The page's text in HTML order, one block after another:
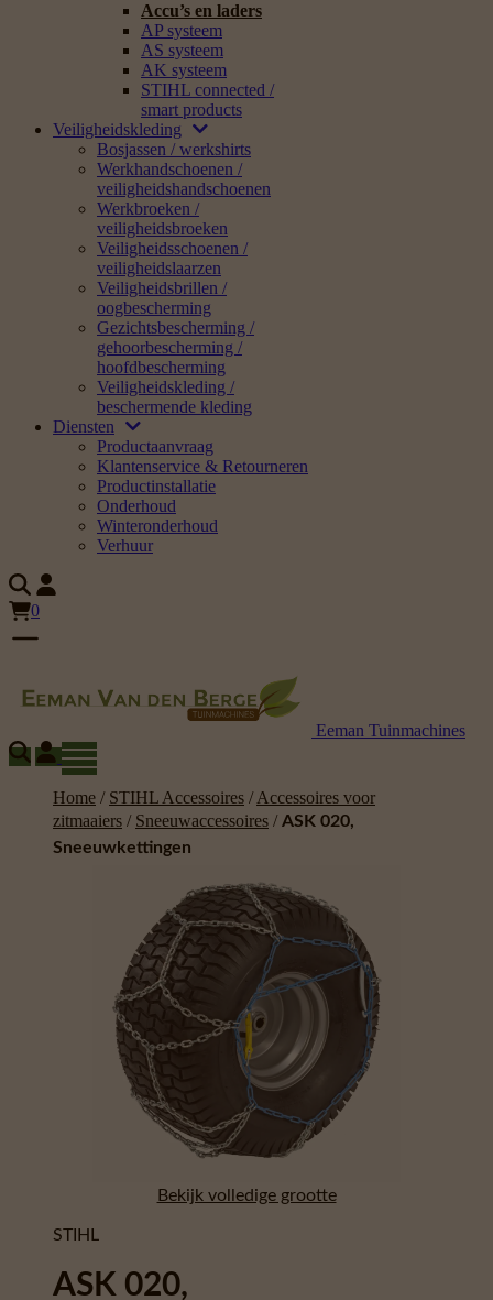
Accu’s en laders
AP systeem
AS systeem
AK systeem
STIHL connected /
smart products
Veiligheidskleding
Bosjassen / werkshirts
Werkhandschoenen /
veiligheidshandschoenen
Werkbroeken /
veiligheidsbroeken
Veiligheidsschoenen /
veiligheidslaarzen
Veiligheidsbrillen /
oogbescherming
Gezichtsbescherming /
gehoorbescherming /
hoofdbescherming
Veiligheidskleding /
beschermende kleding
Diensten
Productaanvraag
Klantenservice & Retourneren
Productinstallatie
Onderhoud
Winteronderhoud
Verhuur
0
Eeman Tuinmachines
Home / STIHL Accessoires / Accessoires voor
zitmaaiers / Sneeuwaccessoires / ASK 020,
Sneeuwkettingen
Bekijk volledige grootte
STIHL
ASK 020,